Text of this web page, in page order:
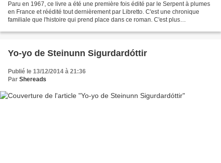
Paru en 1967, ce livre a été une première fois édité par le Serpent à plumes
en France et réédité tout dernièrement par Libretto. C'est une chronique
familiale que l'histoire qui prend place dans ce roman. C'est plus
Yo-yo de Steinunn Sigurdardóttir
Publié le 13/12/2014 à 21:36
Par Shereads